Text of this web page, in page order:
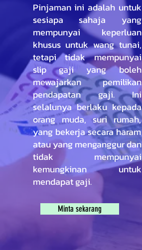
Pinjaman ini adalah untuk
sesiapa sahaja yang
mempunyai keperluan
khusus untuk wang tunai,
tetapi tidak mempunyai
slip gaji yang boleh
mewajarkan pemilikan
pendapatan gaji. Ini
selalunya berlaku kepada
orang muda, suri rumah,
yang bekerja secara haram
atau yang menganggur dan
tidak mempunyai
kemungkinan untuk
mendapat gaji.
Minta sekarang